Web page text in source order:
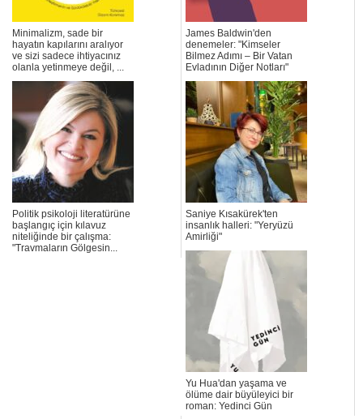
Minimalizm, sade bir
hayatın kapılarını aralıyor
ve sizi sadece ihtiyacınız
olanla yetinmeye değil, ...
James Baldwin'den
denemeler: "Kimseler
Bilmez Adımı – Bir Vatan
Evladının Diğer Notları"
Politik psikoloji literatürüne
başlangıç için kılavuz
niteliğinde bir çalışma:
"Travmaların Gölgesin...
Saniye Kısakürek'ten
insanlık halleri: "Yeryüzü
Amirliği"
Yu Hua'dan yaşama ve
ölüme dair büyüleyici bir
roman: Yedinci Gün